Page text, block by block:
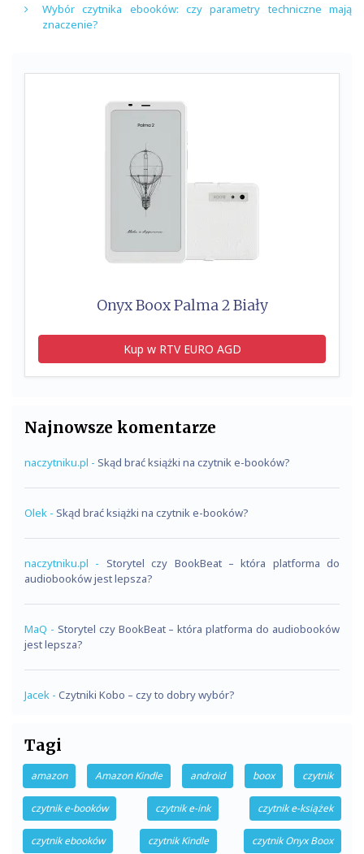
Wybór czytnika ebooków: czy parametry techniczne mają
znaczenie?
Onyx Boox Palma 2 Biały
Kup w RTV EURO AGD
Najnowsze komentarze
naczytniku.pl - Skąd brać książki na czytnik e-booków?
Olek - Skąd brać książki na czytnik e-booków?
naczytniku.pl - Storytel czy BookBeat – która platforma do
audiobooków jest lepsza?
MaQ - Storytel czy BookBeat – która platforma do audiobooków
jest lepsza?
Jacek - Czytniki Kobo – czy to dobry wybór?
Tagi
amazon Amazon Kindle android boox czytnik
czytnik e-booków czytnik e-ink czytnik e-książek
czytnik ebooków czytnik Kindle czytnik Onyx Boox